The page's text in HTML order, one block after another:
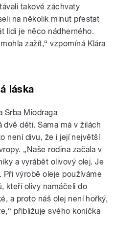
takové záchvaty
na několik minut přestat
lidi je něco nádherného.
zažít,“ vzpomíná Klára
láska
Srba Miodraga
děti. Sama má v žilách
není divu, že i její největší
„Naše rodina začala v
a vyrábět olivový olej. Je
Při výrobě oleje používáme
kteří olivy namáčeli do
a proto náš olej není hořký,
přibližuje svého koníčka